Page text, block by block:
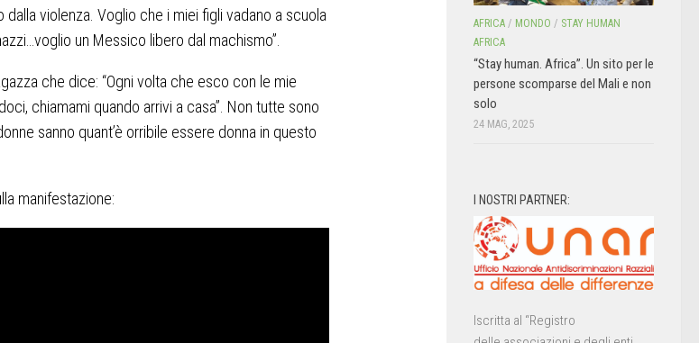
violenza. Voglio che i miei figli vadano a scuola
un Messico libero dal machismo”.
che dice: “Ogni volta che esco con le mie
chiamami quando arrivi a casa”. Non tutte sono
sanno quant’è orribile essere donna in questo
manifestazione:
AFRICA / MONDO / STAY HUMAN
AFRICA
“Stay human. Africa”. Un sito per le
persone scomparse del Mali e non
solo
24 MAG, 2025
I NOSTRI PARTNER:
Iscritta al “Registro